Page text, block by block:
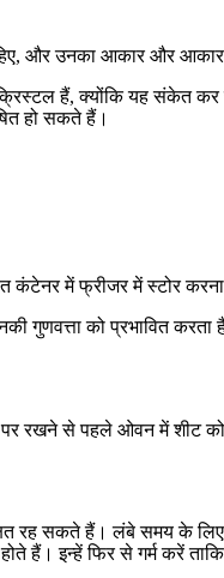
और उनका आकार और
हैं, क्योंकि यह संकेत कर
हो सकते हैं।
कंटेनर में फ्रीजर में स्टोर
गुणवत्ता को प्रभावित
रखने से पहले ओवन में शीट
रह सकते हैं। लंबे समय के लिए
हैं। इन्हें फिर से गर्म करें